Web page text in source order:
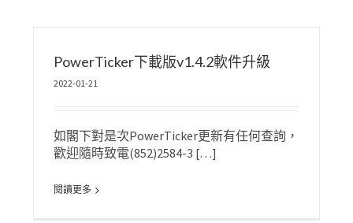
PowerTicker下載版v1.4.2軟件升級
2022-01-21
如閣下對是次PowerTicker更新有任何查詢，
歡迎隨時致電(852)2584-3 […]
閱讀更多